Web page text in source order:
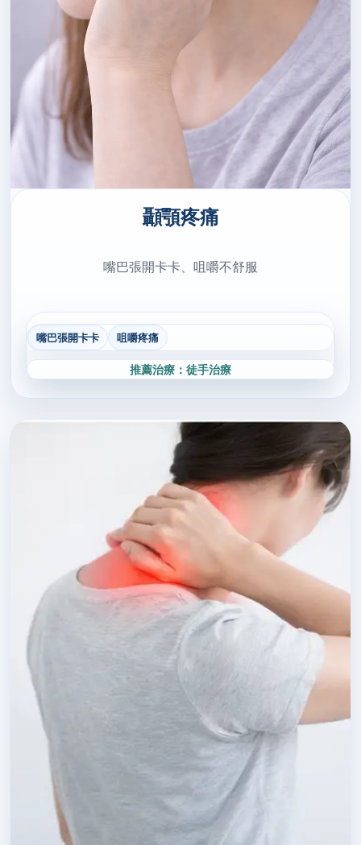
顳顎疼痛
嘴巴張開卡卡、咀嚼不舒服
嘴巴張開卡卡 咀嚼疼痛
推薦治療：徒手治療